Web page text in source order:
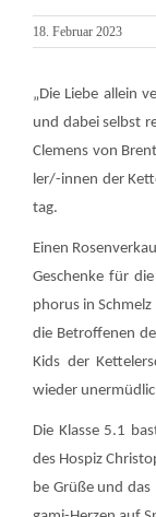
18. Februar 2023
„Die Lie­be allein
und dabei selbst
Cle­mens von
ler/-innen der
tag.
Einen
Geschen­ke für
pho­rus in
die Betrof­fe­nen
Kids der
wie­der
Die Klas­se 5.1
des Hos­piz
be Grü­ße und